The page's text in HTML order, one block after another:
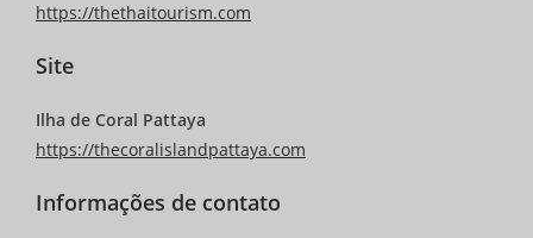
https://thethaitourism.com
Site
Ilha de Coral Pattaya
https://thecoralislandpattaya.com
Informações de contato